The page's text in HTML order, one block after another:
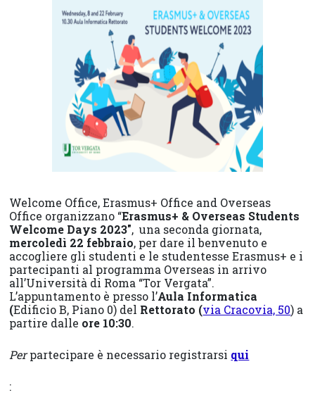
Welcome Office, Erasmus+ Office and Overseas
Office organizzano “Erasmus+ & Overseas Students
Welcome Days 2023″, una seconda giornata,
mercoledì 22 febbraio, per dare il benvenuto e
accogliere gli studenti e le studentesse Erasmus+ e i
partecipanti al programma Overseas in arrivo
all’Università di Roma “Tor Vergata”.
L’appuntamento è presso l’Aula Informatica
(Edificio B, Piano 0) del Rettorato (via Cracovia, 50) a
partire dalle ore 10:30.
Perpartecipare è necessario registrarsi qui
: